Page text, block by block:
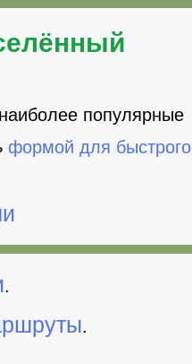
популярные
формой для быстрого
.
.